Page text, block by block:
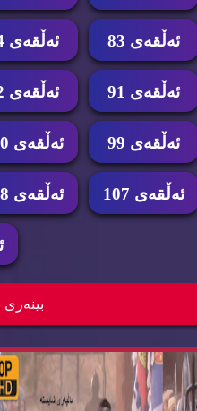
ئه‌ڵقه‌ی 83 ئه‌ڵقه‌ی 84
ئه‌ڵقه‌ی 91 ئه‌ڵقه‌ی 92
ئه‌ڵقه‌ی 99 ئه‌ڵقه‌ی 100
ئه‌ڵقه‌ی 107 ئه‌ڵقه‌ی 108
بینه‌ری
زنجیره‌ درامای ئه‌فسانه‌ی جومونگ